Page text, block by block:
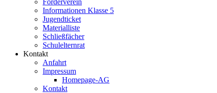
Förderverein
Informationen Klasse 5
Jugendticket
Materialliste
Schließfächer
Schulelternrat
Kontakt
Anfahrt
Impressum
Homepage-AG
Kontakt